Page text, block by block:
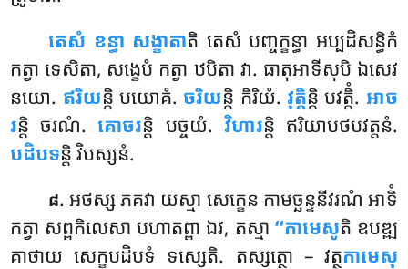
តេសំ ខន្ធា សង្ខាតាតិ តេសំ បញ្ចក្ខន្ធា អប្បដិសន្ធិកំ
កត្វា ទេសិតា, សង្ខេបំ កត្វា ឋបិតា វា. ធាតុអាទីសុបិ ឯសេវ
នយោ. ឥរិយន្តិ បយោគំ. ចរិយន្តិ កិរិយំ.វុត្តិន្តិ បវត្តិំ. អាច
រន្តិ ចរណំ.គោចរន្តិ បច្ចយំ. វិហារន្តិ ឥរិយាបថបវត្តនំ.
បដិបទន្តិ វិបស្សនំ.
៨. អថស្ស ភគវា យស្មា សេក្ខេន កាមច្ឆន្ទនីវរណំ អាទិំ
កត្វា សព្ពកិលេសា បហាតព្ពា ឯវ, តស្មា ‘‘កាមេសូតិ ឧបឌ្ឍ
គាថាយ សេក្ខបដិបទំ ទស្សេតិ. តស្សត្ថោ – វត្ថុកាមេសុ